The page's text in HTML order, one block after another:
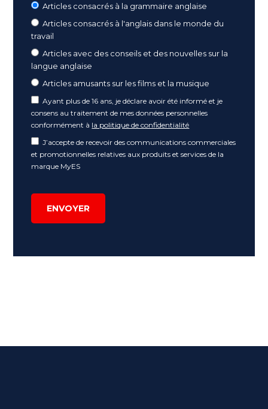
Articles consacrés à la grammaire anglaise
Articles consacrés à l'anglais dans le monde du
travail
Articles avec des conseils et des nouvelles sur la
langue anglaise
Articles amusants sur les films et la musique
Ayant plus de 16 ans, je déclare avoir été informé et je
consens au traitement de mes données personnelles
conformément à la politique de confidentialité
J’accepte de recevoir des communications commerciales
et promotionnelles relatives aux produits et services de la
marque MyES
ENVOYER